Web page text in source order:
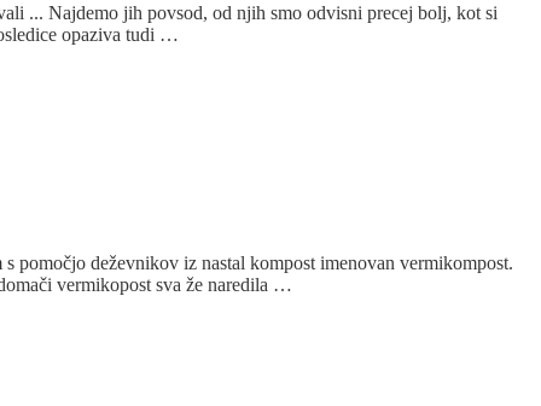
... Najdemo jih povsod, od njih smo odvisni precej bolj, kot si
opaziva tudi …
pomočjo deževnikov iz nastal kompost imenovan vermikompost.
vermikopost sva že naredila …